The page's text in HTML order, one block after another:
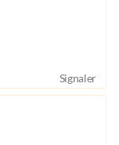
Signaler